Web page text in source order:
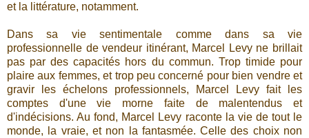
et la littérature, notamment.
Dans sa vie sentimentale comme dans sa vie
professionnelle de vendeur itinérant, Marcel Levy ne brillait
pas par des capacités hors du commun. Trop timide pour
plaire aux femmes, et trop peu concerné pour bien vendre et
gravir les échelons professionnels, Marcel Levy fait les
comptes d'une vie morne faite de malentendus et
d'indécisions. Au fond, Marcel Levy raconte la vie de tout le
monde, la vraie, et non la fantasmée. Celle des choix non